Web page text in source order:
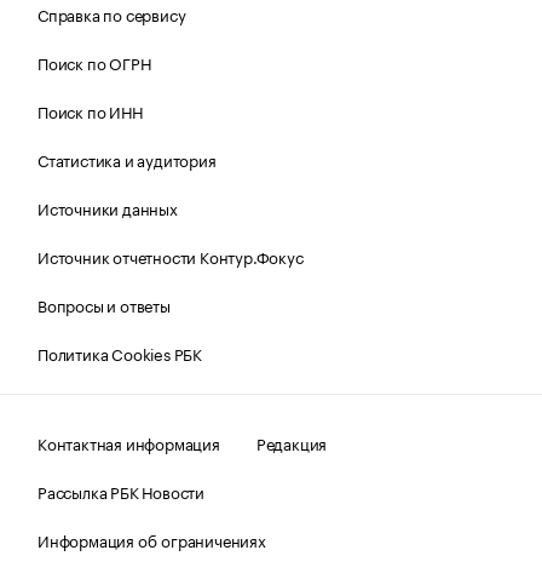
Справка по сервису
Поиск по ОГРН
Поиск по ИНН
Статистика и аудитория
Источники данных
Источник отчетности Контур.Фокус
Вопросы и ответы
Политика Cookies РБК
Контактная информация
Редакция
Рассылка РБК Новости
Информация об ограничениях